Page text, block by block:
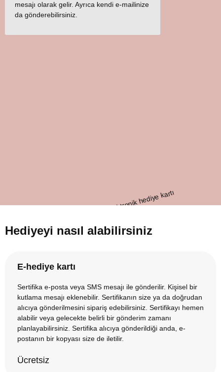
mesajı olarak gelir. Ayrıca kendi e-mailinize
da gönderebilirsiniz.
Hediyeyi nasıl alabilirsiniz
E-hediye kartı
Sertifika e-posta veya SMS mesajı ile gönderilir. Kişisel bir
kutlama mesajı eklenebilir. Sertifikanın size ya da doğrudan
alıcıya gönderilmesini sipariş edebilirsiniz. Sertifikayı hemen
alabilir veya gelecekte belirli bir gönderim zamanı
planlayabilirsiniz. Sertifika alıcıya gönderildiği anda, e-
postanın bir kopyası size de iletilir.
Ücretsiz